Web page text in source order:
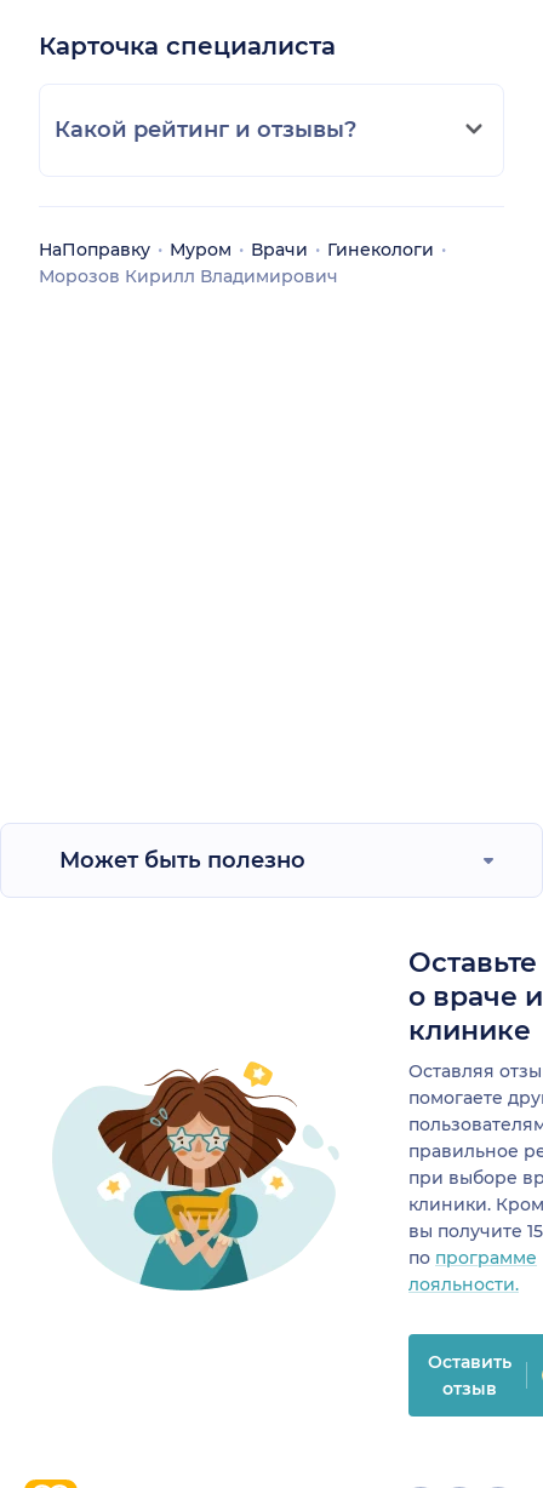
Карточка специалиста
Какой рейтинг и отзывы?
НаПоправку Муром Врачи
Гинекологи
Морозов Кирилл Владимирович
Может быть полезно
о враче
клинике
Оставляя
помогаете
правильное
при выборе
клиники.
вы получите
по программе
лояльности.
Оставить
отзыв